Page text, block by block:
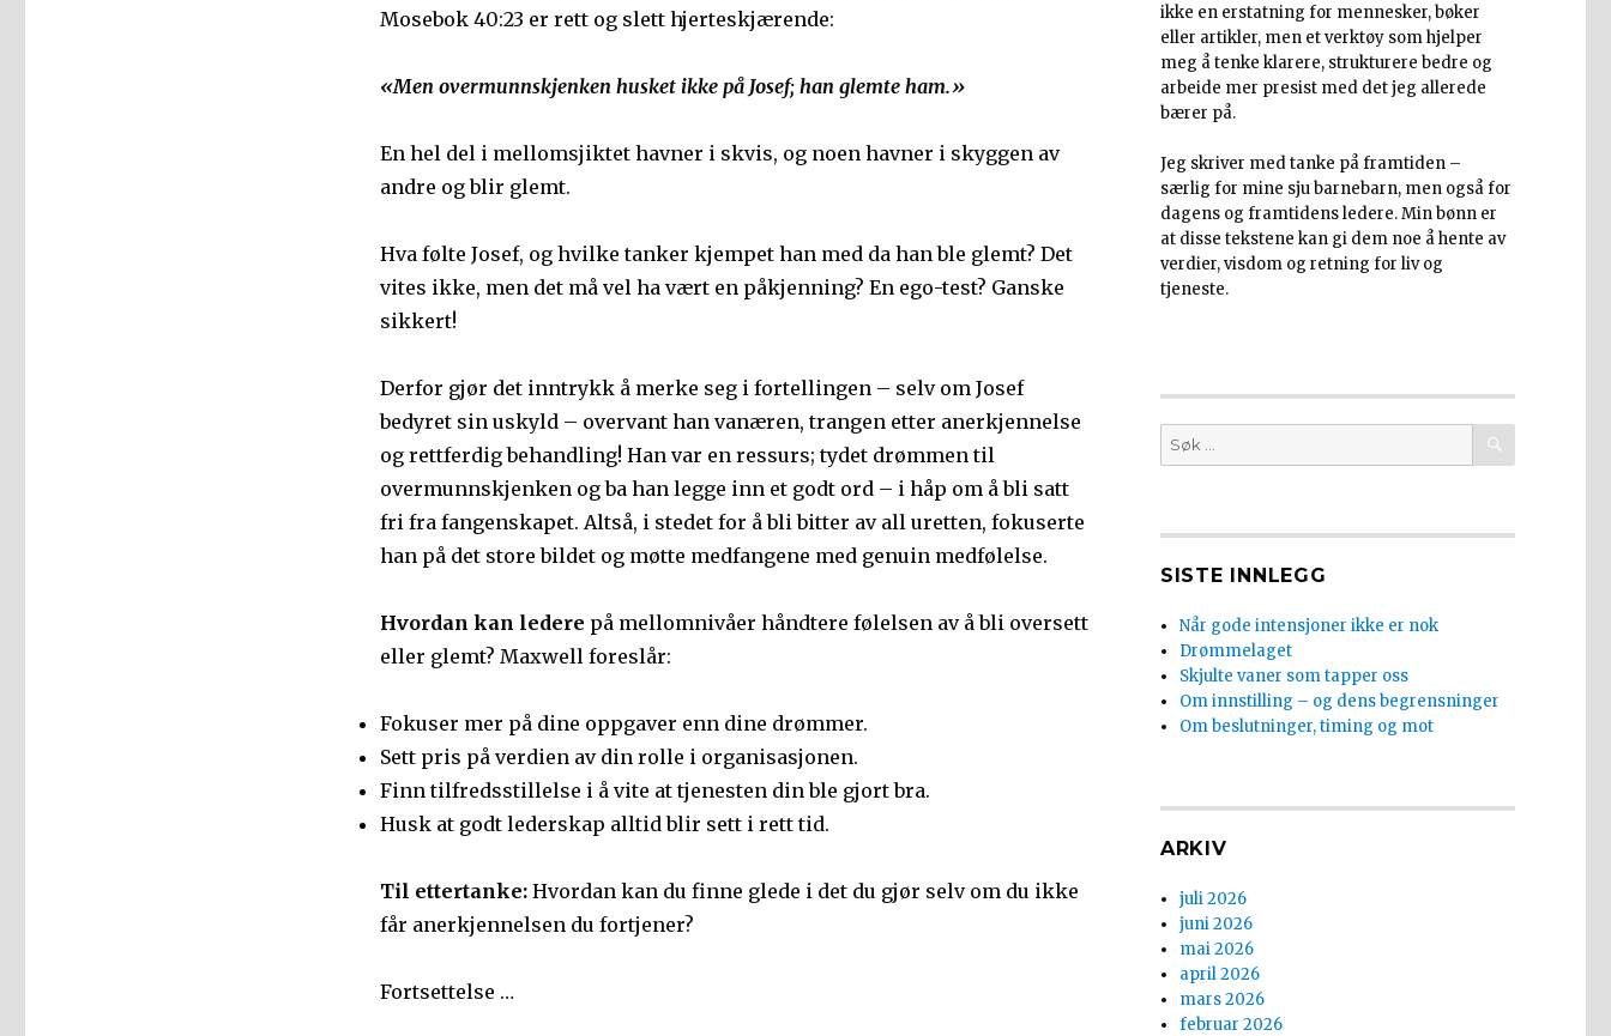
Mosebok 40:23 er rett og slett hjerteskjærende:
«Men overmunnskjenken husket ikke på Josef; han glemte ham.»
En hel del i mellomsjiktet havner i skvis, og noen havner i skyggen av
andre og blir glemt.
Hva følte Josef, og hvilke tanker kjempet han med da han ble glemt? Det
vites ikke, men det må vel ha vært en påkjenning? En ego-test? Ganske
sikkert!
Derfor gjør det inntrykk å merke seg i fortellingen – selv om Josef
bedyret sin uskyld – overvant han vanæren, trangen etter anerkjennelse
og rettferdig behandling! Han var en ressurs; tydet drømmen til
overmunnskjenken og ba han legge inn et godt ord – i håp om å bli satt
fri fra fangenskapet. Altså, i stedet for å bli bitter av all uretten, fokuserte
han på det store bildet og møtte medfangene med genuin medfølelse.
Hvordan kan ledere på mellomnivåer håndtere følelsen av å bli oversett
eller glemt? Maxwell foreslår:
Fokuser mer på dine oppgaver enn dine drømmer.
Sett pris på verdien av din rolle i organisasjonen.
Finn tilfredsstillelse i å vite at tjenesten din ble gjort bra.
Husk at godt lederskap alltid blir sett i rett tid.
Til ettertanke:Hvordan kan du finne glede i det du gjør selv om du ikke
får anerkjennelsen du fortjener?
Fortsettelse …
ikke en erstatning for mennesker, bøker
eller artikler, men et verktøy som hjelper
meg å tenke klarere, strukturere bedre og
arbeide mer presist med det jeg allerede
bærer på.
Jeg skriver med tanke på framtiden –
særlig for mine sju barnebarn, men også for
dagens og framtidens ledere. Min bønn er
at disse tekstene kan gi dem noe å hente av
verdier, visdom og retning for liv og
tjeneste.
Søk
etter:
SØK
SISTE INNLEGG
Når gode intensjoner ikke er nok
Drømmelaget
Skjulte vaner som tapper oss
Om innstilling – og dens begrensninger
Om beslutninger, timing og mot
ARKIV
juli 2026
juni 2026
mai 2026
april 2026
mars 2026
februar 2026